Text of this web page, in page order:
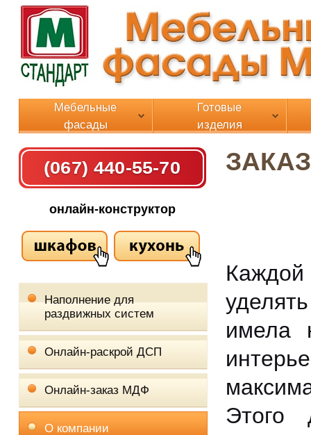
Мебельные
фасады
Готовые
изделия
(067) 440-55-70
онлайн-конструктор
Наполнение для
раздвижных систем
Онлайн-раскрой ДСП
Онлайн-заказ МДФ
О компании
имела
Этого